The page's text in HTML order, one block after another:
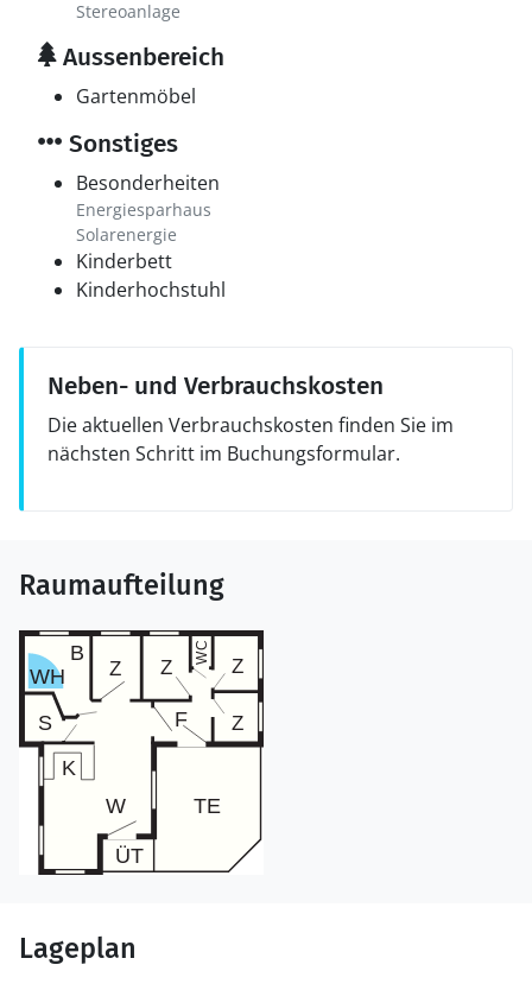
Stereoanlage
Aussenbereich
Gartenmöbel
Sonstiges
Besonderheiten
Energiesparhaus
Solarenergie
Kinderbett
Kinderhochstuhl
Neben- und Verbrauchskosten
Die aktuellen Verbrauchskosten finden Sie im
nächsten Schritt im Buchungsformular.
Raumaufteilung
Lageplan